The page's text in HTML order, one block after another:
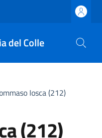
del Colle
Iosca (212)
(212)